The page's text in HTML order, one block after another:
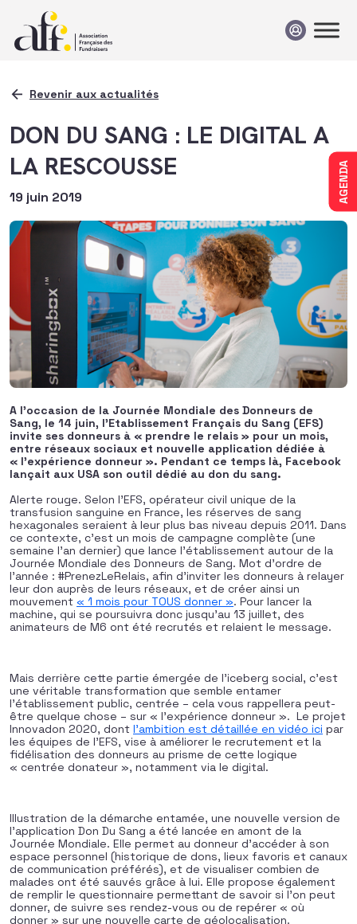
AGENDA
Revenir aux actualités
DON DU SANG : LE DIGITAL A
LA RESCOUSSE
19 juin 2019
A l’occasion de la Journée Mondiale des Donneurs de
Sang, le 14 juin, l’Etablissement Français du Sang (EFS)
invite ses donneurs à « prendre le relais » pour un mois,
entre réseaux sociaux et nouvelle application dédiée à
« l’expérience donneur ». Pendant ce temps là, Facebook
lançait aux USA son outil dédié au don du sang.
Alerte rouge. Selon l’EFS, opérateur civil unique de la
transfusion sanguine en France, les réserves de sang
hexagonales seraient à leur plus bas niveau depuis 2011. Dans
ce contexte, c’est un mois de campagne complète (une
semaine l’an dernier) que lance l’établissement autour de la
Journée Mondiale des Donneurs de Sang. Mot d’ordre de
l’année : #PrenezLeRelais, afin d’inviter les donneurs à relayer
leur don auprès de leurs réseaux, et de créer ainsi un
mouvement « 1 mois pour TOUS donner ». Pour lancer la
machine, qui se poursuivra donc jusqu’au 13 juillet, des
animateurs de M6 ont été recrutés et relaient le message.
Mais derrière cette partie émergée de l’iceberg social, c’est
une véritable transformation que semble entamer
l’établissement public, centrée – cela vous rappellera peut-
être quelque chose – sur « l’expérience donneur ». Le projet
Innovadon 2020, dont l’ambition est détaillée en vidéo ici par
les équipes de l’EFS, vise à améliorer le recrutement et la
fidélisation des donneurs au prisme de cette logique
« centrée donateur », notamment via le digital.
Illustration de la démarche entamée, une nouvelle version de
l’application Don Du Sang a été lancée en amont de la
Journée Mondiale. Elle permet au donneur d’accéder à son
espace personnel (historique de dons, lieux favoris et canaux
de communication préférés), et de visualiser combien de
malades ont été sauvés grâce à lui. Elle propose également
de remplir le questionnaire permettant de savoir si l’on peut
donner, de suivre ses rendez-vous ou de repérer « où
donner » sur une nouvelle carte de géolocalisation.